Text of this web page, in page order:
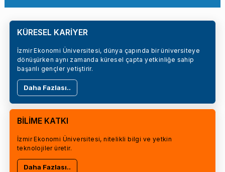
KÜRESEL KARİYER
İzmir Ekonomi Üniversitesi, dünya çapında bir üniversiteye
dönüşürken aynı zamanda küresel çapta yetkinliğe sahip
başarılı gençler yetiştirir.
Daha Fazlası..
BİLİME KATKI
İzmir Ekonomi Üniversitesi, nitelikli bilgi ve yetkin
teknolojiler üretir.
Daha Fazlası..